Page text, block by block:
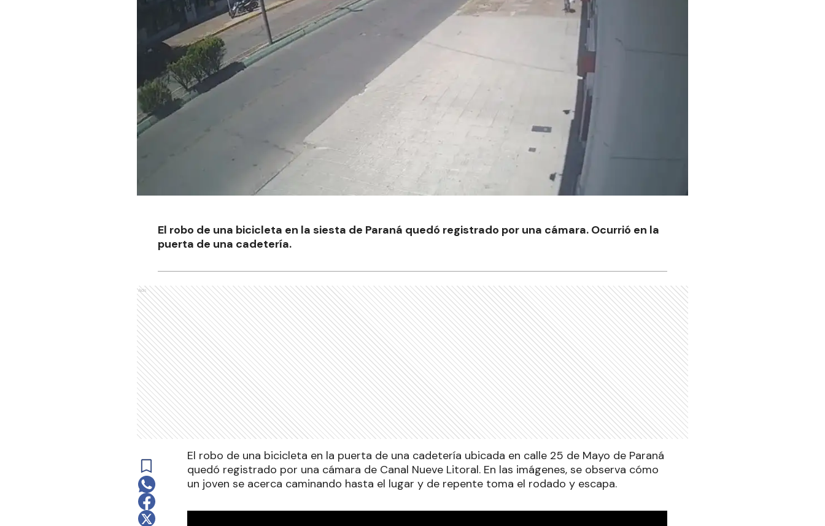
El robo de una bicicleta en la siesta de Paraná quedó registrado por una cámara. Ocurrió en la
puerta de una cadetería.
Ads
El robo de una bicicleta en la puerta de una cadetería ubicada en calle 25 de Mayo de Paraná
quedó registrado por una cámara de Canal Nueve Litoral. En las imágenes, se observa cómo
un joven se acerca caminando hasta el lugar y de repente toma el rodado y escapa.